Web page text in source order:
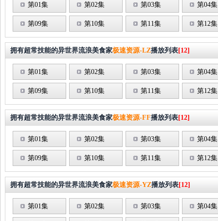
第01集 第02集 第03集 第04集
第09集 第10集 第11集 第12集
拥有超常技能的异世界流浪美食家极速资源-LZ播放列表[12]
第01集 第02集 第03集 第04集
第09集 第10集 第11集 第12集
拥有超常技能的异世界流浪美食家极速资源-FF播放列表[12]
第01集 第02集 第03集 第04集
第09集 第10集 第11集 第12集
拥有超常技能的异世界流浪美食家极速资源-YZ播放列表[12]
第01集 第02集 第03集 第04集